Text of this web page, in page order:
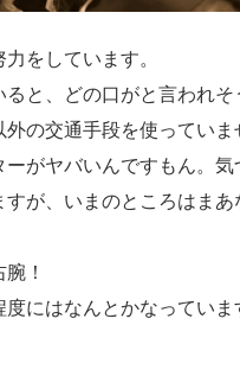
をしています。
ると、どの口がと言われ
の交通手段を使っていま
がヤバいんですもん。
が、いまのところはま
！
にはなんとかなっていま